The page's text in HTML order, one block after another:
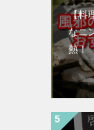
【料
なニ
熱！